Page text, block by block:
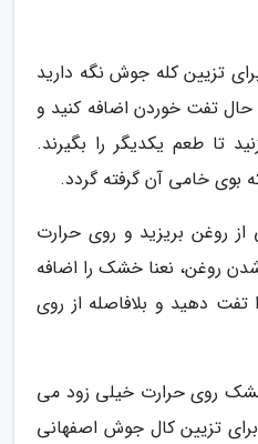
تزیین کله جوش نگه دارید
حال تفت خوردن اضافه کنید و
تا طعم یکدیگر را بگیرند.
بوی خامی آن گرفته گردد.
از روغن بریزید و روی حرارت
روغن، نعنا خشک را اضافه
ثانیه آن را تفت دهید و بلافاصله از روی
روی حرارت خیلی زود می
برای تزیین کال جوش اصفهانی